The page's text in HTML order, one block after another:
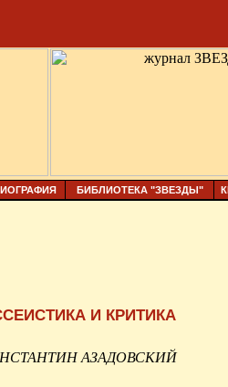
БИБЛИОТЕКА "ЗВЕЗДЫ"
И КРИТИКА
АЗАДОВСКИЙ